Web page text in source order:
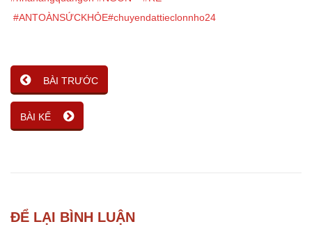
#ANTOÀNSỨCKHỎE#chuyendattieclonnho24
BÀI TRƯỚC
BÀI KẾ
ĐỂ LẠI BÌNH LUẬN